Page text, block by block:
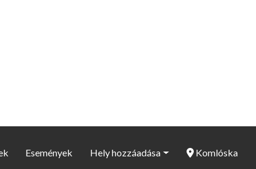
Események Hely hozzáadása Komlóska